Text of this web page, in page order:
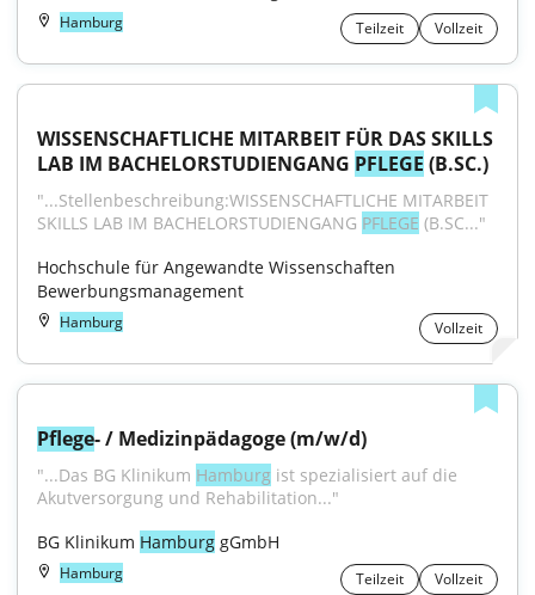
Hamburg Teilzeit Vollzeit
WISSENSCHAFTLICHE MITARBEIT FÜR DAS SKILLS
LAB IM BACHELORSTUDIENGANG PFLEGE (B.SC.)
"...Stellenbeschreibung:WISSENSCHAFTLICHE MITARBEIT
SKILLS LAB IM BACHELORSTUDIENGANG PFLEGE (B.SC..."
Hochschule für Angewandte Wissenschaften
Bewerbungsmanagement
Hamburg Vollzeit
Pflege- / Medizinpädagoge (m/w/d)
"...Das BG Klinikum Hamburg ist spezialisiert auf die
Akutversorgung und Rehabilitation..."
BG Klinikum Hamburg gGmbH
Hamburg Teilzeit Vollzeit